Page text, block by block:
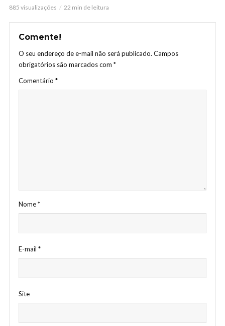
885 visualizações 22 min de leitura
Comente!
O seu endereço de e-mail não será publicado. Campos
obrigatórios são marcados com *
Comentário *
Nome*
E-mail *
Site